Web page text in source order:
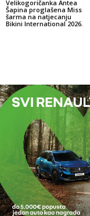
Velikogoričanka Antea
Šapina proglašena Miss
šarma na natjecanju
Bikini International 2026.